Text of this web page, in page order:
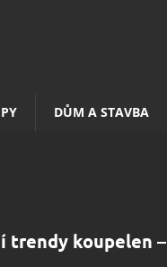
DŮM A STAVBA
trendy koupelen –